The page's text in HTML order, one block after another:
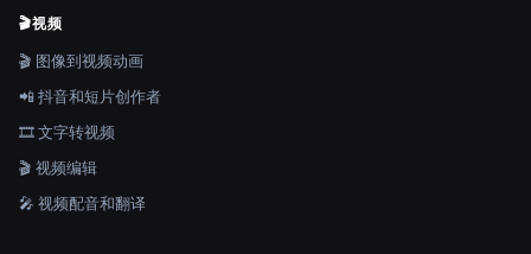
🎬视频
🎬 图像到视频动画
📲 抖音和短片创作者
🎞️ 文字转视频
🎬 视频编辑
🎤 视频配音和翻译